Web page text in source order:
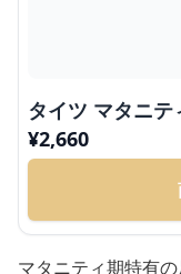
タイツ マタニ
¥2,660
マタニティ期特有